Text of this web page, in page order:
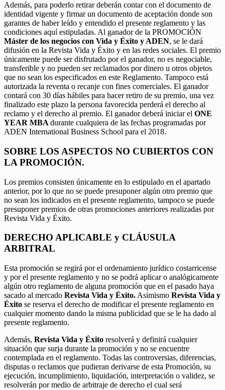
Además, para poderlo retirar deberán contar con el documento de
identidad vigente y firmar un documento de aceptación donde son
garantes de haber leído y entendido el presente reglamento y las
condiciones aquí estipuladas. Al ganador de la PROMOCIÓN
Máster de los negocios con Vida y Éxito y ADEN, se le dará
difusión en la Revista Vida y Éxito y en las redes sociales. El premio
únicamente puede ser disfrutado por el ganador, no es negociable,
transferible y no pueden ser reclamados por dinero u otros objetos
que no sean los especificados en este Reglamento. Tampoco está
autorizada la reventa o recanje con fines comerciales. El ganador
contará con 30 días hábiles para hacer retiro de su premio, una vez
finalizado este plazo la persona favorecida perderá el derecho al
reclamo y el derecho al premio. El ganador deberá iniciar el ONE
YEAR MBA durante cualquiera de las fechas programadas por
ADEN International Business School para el 2018.
SOBRE LOS ASPECTOS NO CUBIERTOS CON
LA PROMOCIÓN.
Los premios consisten únicamente en lo estipulado en el apartado
anterior, por lo que no se puede presuponer algún otro premio que
no sean los indicados en el presente reglamento, tampoco se puede
presuponer premios de otras promociones anteriores realizadas por
Revista Vida y Éxito.
DERECHO APLICABLE y CLÁUSULA
ARBITRAL
Esta promoción se regirá por el ordenamiento jurídico costarricense
y por el presente reglamento y no se podrá aplicar o analógicamente
algún otro reglamento de alguna promoción que en el pasado haya
sacado al mercado Revista Vida y Éxito. Asimismo Revista Vida y
Éxito se reserva el derecho de modificar el presente reglamento en
cualquier momento dando la misma publicidad que se le ha dado al
presente reglamento.
Además, Revista Vida y Éxito resolverá y definirá cualquier
situación que surja durante la promoción y no se encuentre
contemplada en el reglamento. Todas las controversias, diferencias,
disputas o reclamos que pudieran derivarse de esta Promoción, su
ejecución, incumplimiento, liquidación, interpretación o validez, se
resolverán por medio de arbitraje de derecho el cual será